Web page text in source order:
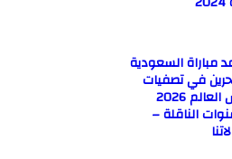
السعودية
تصفيات
2026
–